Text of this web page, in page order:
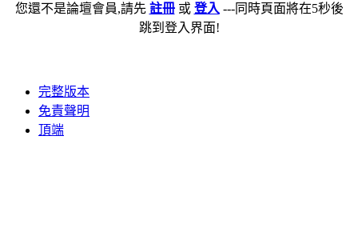
您還不是論壇會員,請先 註冊或 登入 ---同時頁面將在5秒後
跳到登入界面!
完整版本
免責聲明
頂端